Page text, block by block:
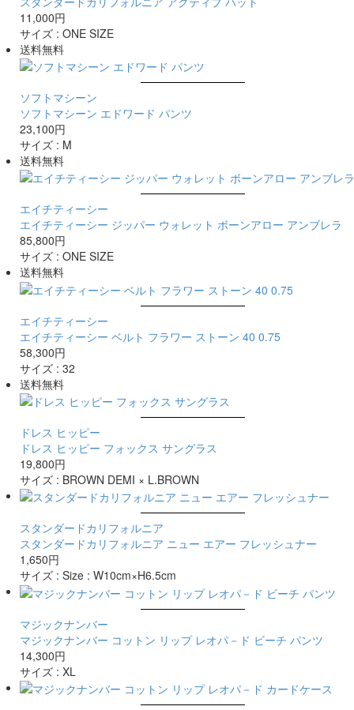
11,000円
サイズ : ONE SIZE
送料無料
ソフトマシーン
ソフトマシーン エドワード パンツ
23,100円
サイズ : M
送料無料
エイチティーシー
エイチティーシー ジッパー ウォレット ボーンアロー アンブレラ
85,800円
サイズ : ONE SIZE
送料無料
エイチティーシー
エイチティーシー ベルト フラワー ストーン 40 0.75
58,300円
サイズ : 32
送料無料
ドレス ヒッピー
ドレス ヒッピー フォックス サングラス
19,800円
サイズ : BROWN DEMI × L.BROWN
スタンダードカリフォルニア
スタンダードカリフォルニア ニュー エアー フレッシュナー
1,650円
サイズ : Size : W10cm×H6.5cm
マジックナンバー
マジックナンバー コットン リップ レオパ－ド ビーチ パンツ
14,300円
サイズ : XL